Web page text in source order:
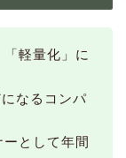
軽量化」に
なるコンパ
として年間